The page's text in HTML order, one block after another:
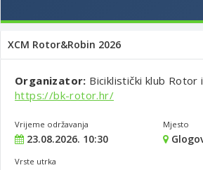
XCM Rotor&Robin 2026
Organizator: Biciklistički klub Rotor
https://bk-rotor.hr/
Vrijeme održavanja
23.08.2026. 10:30
Mjesto
Vrste utrka